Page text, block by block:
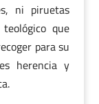
ni piruetas
que
para su
herencia y